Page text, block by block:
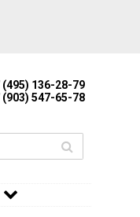
(495) 136-28-79
(903) 547-65-78